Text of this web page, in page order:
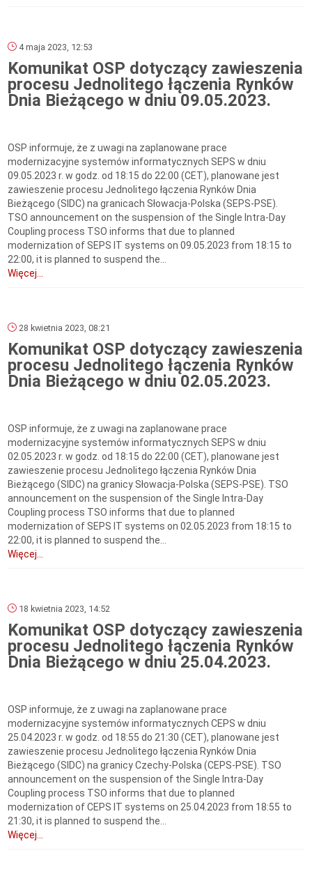
4 maja 2023, 12:53
Komunikat OSP dotyczący zawieszenia
procesu Jednolitego łączenia Rynków
Dnia Bieżącego w dniu 09.05.2023.
OSP informuje, że z uwagi na zaplanowane prace
modernizacyjne systemów informatycznych SEPS w dniu
09.05.2023 r. w godz. od 18:15 do 22:00 (CET), planowane jest
zawieszenie procesu Jednolitego łączenia Rynków Dnia
Bieżącego (SIDC) na granicach Słowacja-Polska (SEPS-PSE).
TSO announcement on the suspension of the Single Intra-Day
Coupling process TSO informs that due to planned
modernization of SEPS IT systems on 09.05.2023 from 18:15 to
22:00, it is planned to suspend the...
Więcej...
28 kwietnia 2023, 08:21
Komunikat OSP dotyczący zawieszenia
procesu Jednolitego łączenia Rynków
Dnia Bieżącego w dniu 02.05.2023.
OSP informuje, że z uwagi na zaplanowane prace
modernizacyjne systemów informatycznych SEPS w dniu
02.05.2023 r. w godz. od 18:15 do 22:00 (CET), planowane jest
zawieszenie procesu Jednolitego łączenia Rynków Dnia
Bieżącego (SIDC) na granicy Słowacja-Polska (SEPS-PSE). TSO
announcement on the suspension of the Single Intra-Day
Coupling process TSO informs that due to planned
modernization of SEPS IT systems on 02.05.2023 from 18:15 to
22:00, it is planned to suspend the...
Więcej...
18 kwietnia 2023, 14:52
Komunikat OSP dotyczący zawieszenia
procesu Jednolitego łączenia Rynków
Dnia Bieżącego w dniu 25.04.2023.
OSP informuje, że z uwagi na zaplanowane prace
modernizacyjne systemów informatycznych CEPS w dniu
25.04.2023 r. w godz. od 18:55 do 21:30 (CET), planowane jest
zawieszenie procesu Jednolitego łączenia Rynków Dnia
Bieżącego (SIDC) na granicy Czechy-Polska (CEPS-PSE). TSO
announcement on the suspension of the Single Intra-Day
Coupling process TSO informs that due to planned
modernization of CEPS IT systems on 25.04.2023 from 18:55 to
21:30, it is planned to suspend the...
Więcej...